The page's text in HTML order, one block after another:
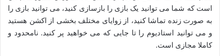
است که شما می توانید یک بازی را بازسازی کنید، می توانید بازی را
به صورت زنده تماشا کنید، از زوایای مختلف بخشی از اکشن هستید
و می توانید استادیوم را تا جایی که می خواهید پر کنید. نامحدود و
کاملا مجازی است.